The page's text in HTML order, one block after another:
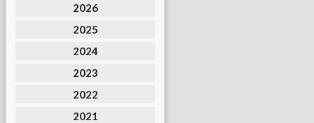
2026
2025
2024
2023
2022
2021